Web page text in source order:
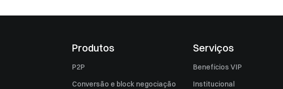
Produtos
P2P
Conversão e block negociação
Serviços
Benefícios VIP
Institucional